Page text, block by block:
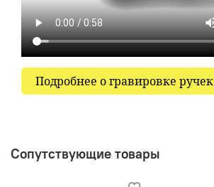
Подробнее о гравировке ручек
Сопутствующие товары